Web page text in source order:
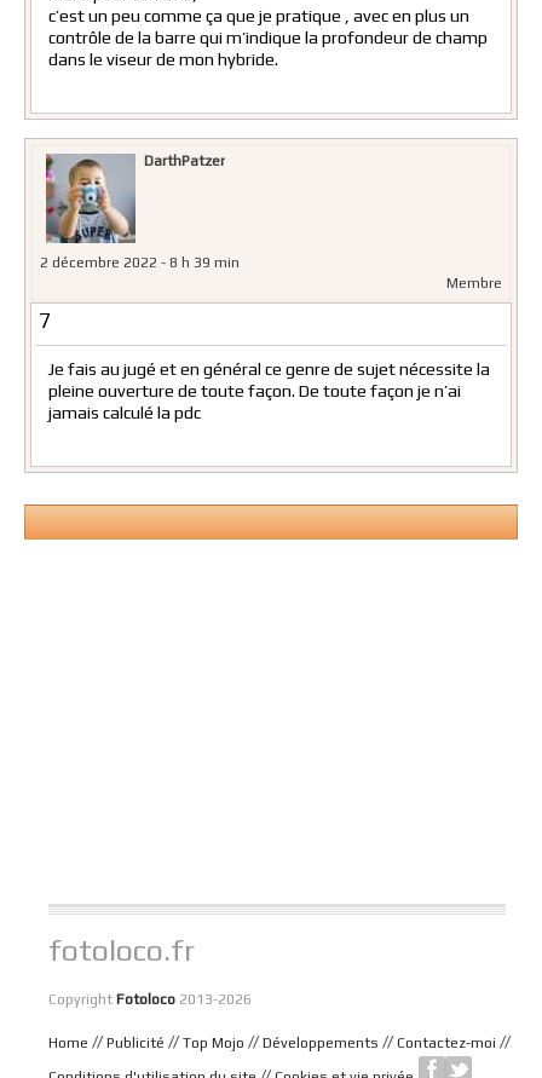
c’est un peu comme ça que je pratique , avec en plus un
contrôle de la barre qui m’indique la profondeur de champ
dans le viseur de mon hybride.
DarthPatzer
2 décembre 2022 - 8 h 39 min
Membre
7
Je fais au jugé et en général ce genre de sujet nécessite la
pleine ouverture de toute façon. De toute façon je n’ai
jamais calculé la pdc
fotoloco.fr
Copyright Fotoloco 2013-2026
Home // Publicité // Top Mojo // Développements // Contactez-moi //